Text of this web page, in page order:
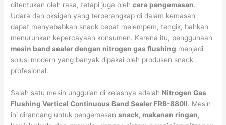
ditentukan oleh rasa, tetapi juga olehcara pengemasan.
Udara dan oksigen yang terperangkap di dalam kemasan
dapat menyebabkan snack cepat melempem, tengik, bahkan
menurunkan kepercayaan konsumen. Karena itu, penggunaan
mesin band sealer dengan nitrogen gas flushing menjadi
solusi modern yang banyak dipakai oleh produsen snack
profesional.
Salah satu mesin unggulan di kelasnya adalah Nitrogen Gas
Flushing Vertical Continuous Band Sealer FRB-880II. Mesin
ini dirancang untuk pengemasansnack, makanan ringan,